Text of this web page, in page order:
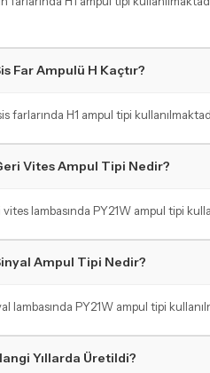
Far Ampulü H Kaçtır?
farlarında H1 ampul tipi
Vites Ampul Tipi Nedir?
lambasında PY21W ampul tipi
Ampul Tipi Nedir?
lambasında PY21W ampul tipi
Yıllarda Üretildi?